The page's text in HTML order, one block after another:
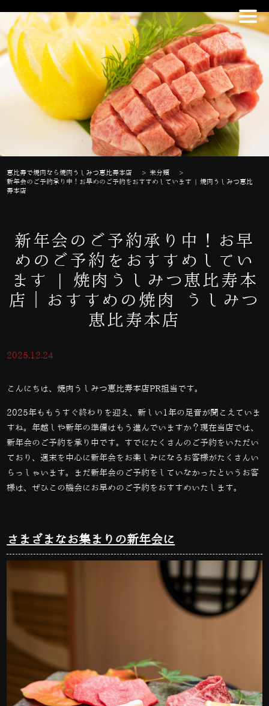
恵比寿で焼肉なら焼肉うしみつ恵比寿本店 >未分類
>
新年会のご予約承り中！お早めのご予約をおすすめしています | 焼肉うしみつ恵比
寿本店
新年会のご予約承り中！お早
めのご予約をおすすめしてい
ます | 焼肉うしみつ恵比寿本
店｜おすすめの焼肉 うしみつ
恵比寿本店
2025.12.24
こんにちは、焼肉うしみつ恵比寿本店PR担当です。
2025年ももうすぐ終わりを迎え、新しい1年の足音が聞こえていま
すね。年越しや新年の準備はもう進んでいますか？現在当店では、
新年会のご予約を承り中です。すでにたくさんのご予約をいただい
ており、週末を中心に新年会をお楽しみになるお客様がたくさんい
らっしゃいます。まだ新年会のご予約をしていなかったというお客
様は、ぜひこの機会にお早めのご予約をおすすめいたします。
さまざまなお集まりの新年会に